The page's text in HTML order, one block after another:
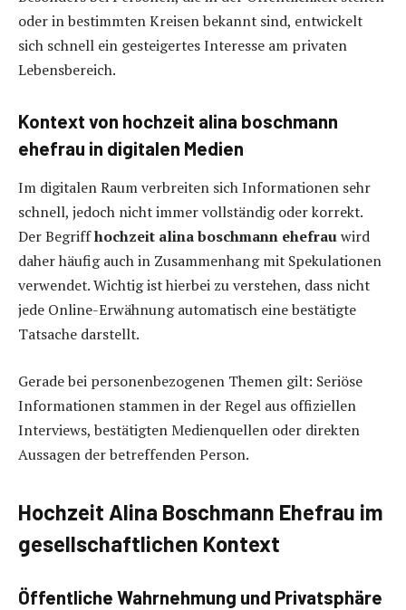
oder in bestimmten Kreisen bekannt sind, entwickelt
sich schnell ein gesteigertes Interesse am privaten
Lebensbereich.
Kontext von hochzeit alina boschmann
ehefrau in digitalen Medien
Im digitalen Raum verbreiten sich Informationen sehr
schnell, jedoch nicht immer vollständig oder korrekt.
Der Begriffhochzeit alina boschmann ehefrauwird
daher häufig auch in Zusammenhang mit Spekulationen
verwendet. Wichtig ist hierbei zu verstehen, dass nicht
jede Online-Erwähnung automatisch eine bestätigte
Tatsache darstellt.
Gerade bei personenbezogenen Themen gilt: Seriöse
Informationen stammen in der Regel aus offiziellen
Interviews, bestätigten Medienquellen oder direkten
Aussagen der betreffenden Person.
Hochzeit Alina Boschmann Ehefrau im
gesellschaftlichen Kontext
Öffentliche Wahrnehmung und Privatsphäre